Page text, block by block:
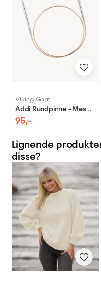
Viking Garn
Addi Rundpinne - Messing
95,-
Lignende
disse?